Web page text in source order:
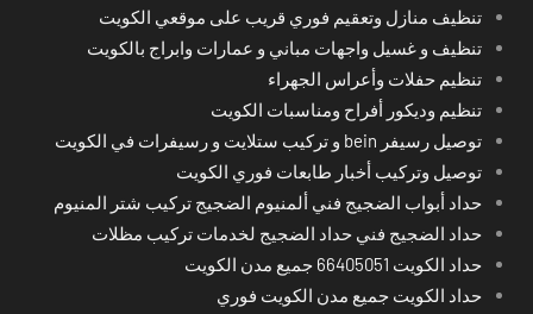
تنظيف منازل وتعقيم فوري قريب على موقعي الكويت
تنظيف و غسيل واجهات مباني و عمارات وابراج بالكويت
تنظيم حفلات وأعراس الجهراء
تنظيم وديكور أفراح ومناسبات الكويت
توصيل رسيفر bein و تركيب ستلايت و رسيفرات في الكويت
توصيل وتركيب أخبار طابعات فوري الكويت
حداد أبواب الضجيج فني ألمنيوم الضجيج تركيب شتر المنيوم
حداد الضجيج فني حداد الضجيج لخدمات تركيب مظلات
حداد الكويت 66405051 جميع مدن الكويت
حداد الكويت جميع مدن الكويت فوري